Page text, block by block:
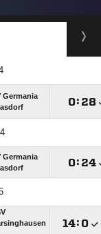
Germania
: 
Germania
: 
: 